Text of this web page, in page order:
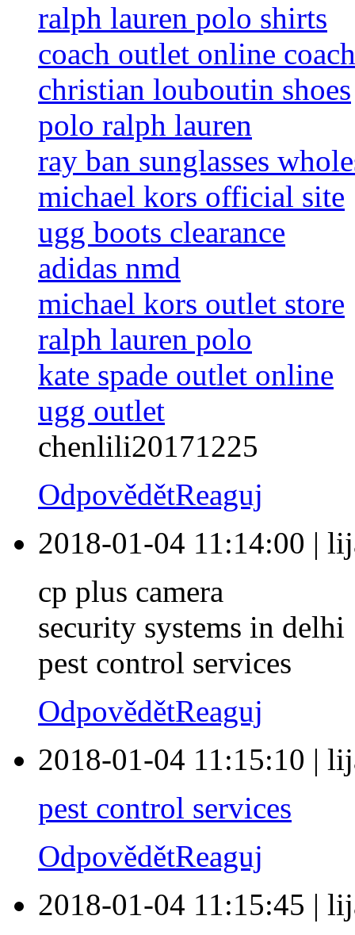
ralph lauren polo shirts
coach outlet online
christian louboutin shoes
polo ralph lauren
ray ban sunglasses
michael kors official site
ugg boots clearance
adidas nmd
michael kors outlet store
ralph lauren polo
kate spade outlet online
ugg outlet
chenlili20171225
OdpovědětReaguj
2018-01-04 11:14:00 |
cp plus camera
security systems in delhi
pest control services
OdpovědětReaguj
2018-01-04 11:15:10 |
pest control services
OdpovědětReaguj
2018-01-04 11:15:45 |